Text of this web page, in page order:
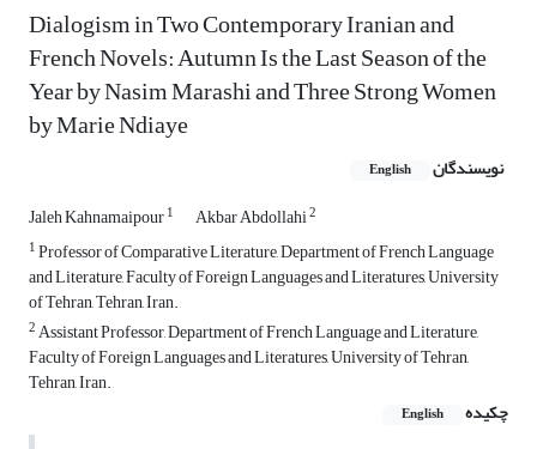
Dialogism in Two Contemporary Iranian and
French Novels: Autumn Is the Last Season of the
Year by Nasim Marashi and Three Strong Women
by Marie Ndiaye
نویسندگان English
Jaleh Kahnamaipour1 Akbar Abdollahi2
1Professor of Comparative Literature, Department of French Language
and Literature, Faculty of Foreign Languages and Literatures, University
of Tehran, Tehran, Iran.
2Assistant Professor, Department of French Language and Literature,
Faculty of Foreign Languages and Literatures, University of Tehran,
Tehran, Iran.
چکیده
English